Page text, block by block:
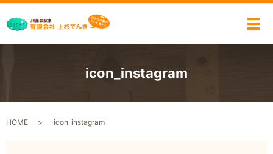
メ
icon_instagram
HOME icon_instagram